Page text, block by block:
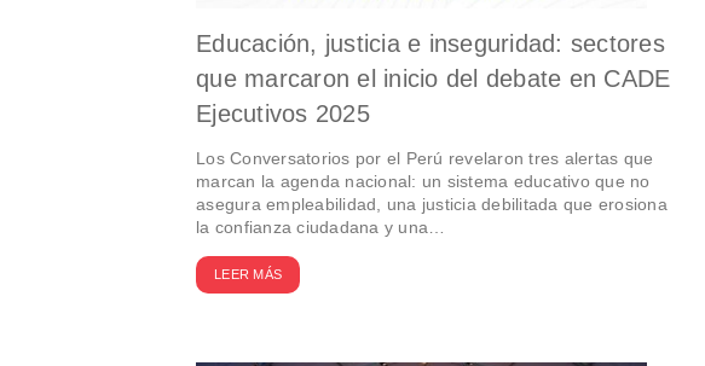
Educación, justicia e inseguridad: sectores
que marcaron el inicio del debate en CADE
Ejecutivos 2025
Los Conversatorios por el Perú revelaron tres alertas que
marcan la agenda nacional: un sistema educativo que no
asegura empleabilidad, una justicia debilitada que erosiona
la confianza ciudadana y una…
LEER MÁS